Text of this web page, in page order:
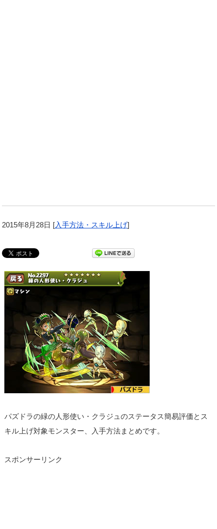
2015年8月28日 [入手方法・スキル上げ]
パズドラの緑の人形使い・クラジュのステータス簡易評価とス
キル上げ対象モンスター、入手方法まとめです。
スポンサーリンク